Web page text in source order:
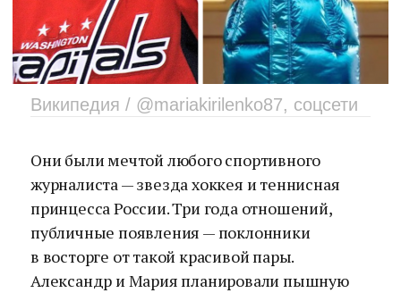
Википедия / @mariakirilenko87, соцсети
Они были мечтой любого спортивного
журналиста — звезда хоккея и теннисная
принцесса России. Три года отношений,
публичные появления — поклонники
в восторге от такой красивой пары.
Александр и Мария планировали пышную